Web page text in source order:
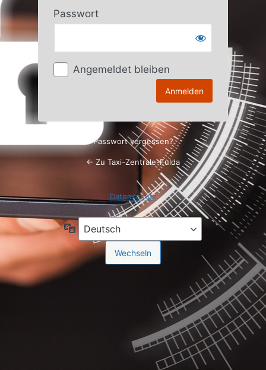
Passwort
Angemeldet bleiben
Passwort vergessen?
← Zu Taxi-Zentrale-Fulda
Datenschutz
Sprache